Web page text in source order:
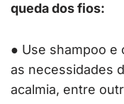
queda dos fios:
● Use shampoo e
as necessidades
acalmia, entre